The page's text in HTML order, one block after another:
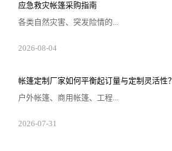
应急救灾帐篷采购指南
各类自然灾害、突发险情的...
2026-08-04
帐篷定制厂家如何平衡起订量与定制灵活性？
户外帐篷、商用帐篷、工程...
2026-07-31